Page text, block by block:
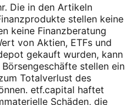
Die in den Artikeln
stellen keine
keine Finanzberatung
von Aktien, ETFs und
gekauft wurden, kann
stellen ein
Totalverlust des
etf.capital haftet
Schäden, die